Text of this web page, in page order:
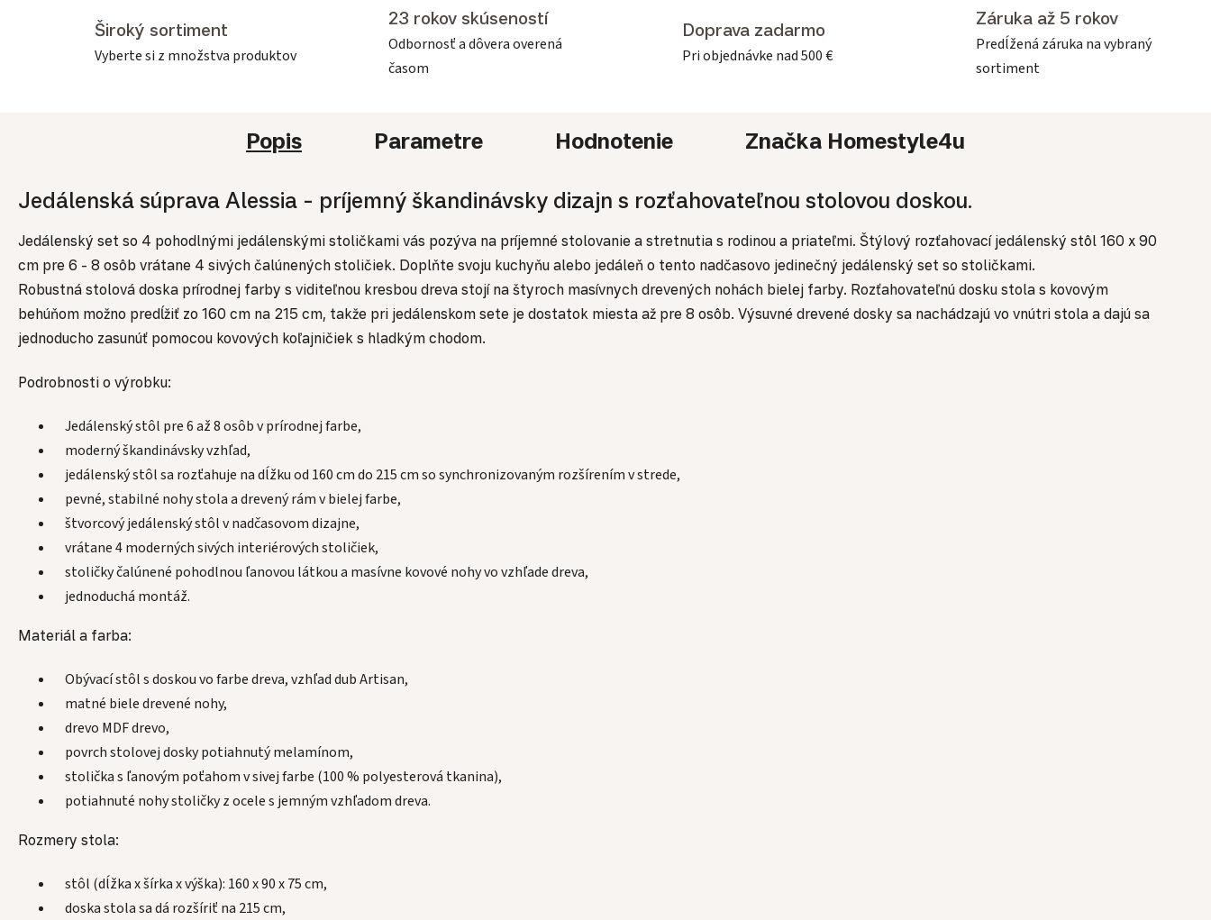
Široký sortiment
Vyberte si z množstva produktov
23 rokov skúseností
Odbornosť a dôvera overená
časom
Doprava zadarmo
Pri objednávke nad 500 €
Záruka až 5 rokov
Predĺžená záruka na vybraný
sortiment
Popis Parametre Hodnotenie Značka Homestyle4u
Jedálenská súprava Alessia - príjemný škandinávsky dizajn s rozťahovateľnou stolovou doskou.
Jedálenský set so 4 pohodlnými jedálenskými stoličkami vás pozýva na príjemné stolovanie a stretnutia s rodinou a priateľmi. Štýlový rozťahovací jedálenský stôl 160 x 90
cm pre 6 - 8 osôb vrátane 4 sivých čalúnených stoličiek. Doplňte svoju kuchyňu alebo jedáleň o tento nadčasovo jedinečný jedálenský set so stoličkami.
Robustná stolová doska prírodnej farby s viditeľnou kresbou dreva stojí na štyroch masívnych drevených nohách bielej farby. Rozťahovateľnú dosku stola s kovovým
behúňom možno predĺžiť zo 160 cm na 215 cm, takže pri jedálenskom sete je dostatok miesta až pre 8 osôb. Výsuvné drevené dosky sa nachádzajú vo vnútri stola a dajú sa
jednoducho zasunúť pomocou kovových koľajničiek s hladkým chodom.
Podrobnosti o výrobku:
Jedálenský stôl pre 6 až 8 osôb v prírodnej farbe,
moderný škandinávsky vzhľad,
jedálenský stôl sa rozťahuje na dĺžku od 160 cm do 215 cm so synchronizovaným rozšírením v strede,
pevné, stabilné nohy stola a drevený rám v bielej farbe,
štvorcový jedálenský stôl v nadčasovom dizajne,
vrátane 4 moderných sivých interiérových stoličiek,
stoličky čalúnené pohodlnou ľanovou látkou a masívne kovové nohy vo vzhľade dreva,
jednoduchá montáž.
Materiál a farba:
Obývací stôl s doskou vo farbe dreva, vzhľad dub Artisan,
matné biele drevené nohy,
drevo MDF drevo,
povrch stolovej dosky potiahnutý melamínom,
stolička s ľanovým poťahom v sivej farbe (100 % polyesterová tkanina),
potiahnuté nohy stoličky z ocele s jemným vzhľadom dreva.
Rozmery stola:
stôl (dĺžka x šírka x výška): 160 x 90 x 75 cm,
doska stola sa dá rozšíriť na 215 cm,